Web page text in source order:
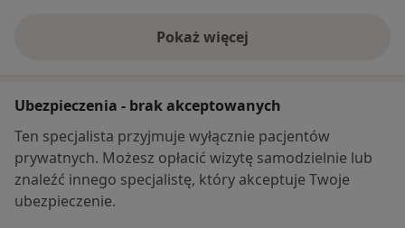
Pokaż więcej
o adresie
Ubezpieczenia - brak akceptowanych
Ten specjalista przyjmuje wyłącznie pacjentów
prywatnych. Możesz opłacić wizytę samodzielnie lub
znaleźć innego specjalistę, który akceptuje Twoje
ubezpieczenie.